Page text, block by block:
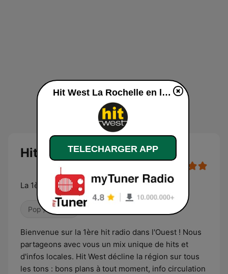
Hit West La Rochelle
La 1ère hit radio dans l'Ouest
Pop / Top 40
Bienvenue sur la 1ère hit radio dans l'Ouest ! Nous
partageons avec vous un mix unique de hits et
d'infos locales. Hit West décline la région sur tous
les tons : bons plans à tout moment, info circulation
Hit West La Rochelle en ligne
TELECHARGER APP